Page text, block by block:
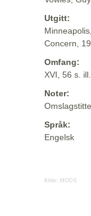
Utgitt:
Concern,
Omfang:
XVI, 56 s. ill.
Noter:
Språk:
Engelsk
Kilde: MODS